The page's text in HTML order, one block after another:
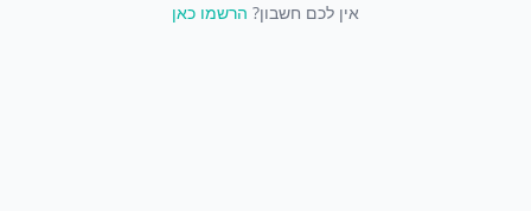
אין לכם חשבון? הרשמו כאן